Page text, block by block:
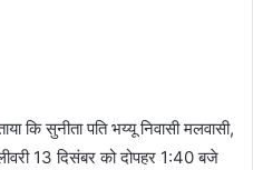
कि सुनीता पति भय्यू निवासी मलवासी,
13 दिसंबर को दोपहर 1:40 बजे